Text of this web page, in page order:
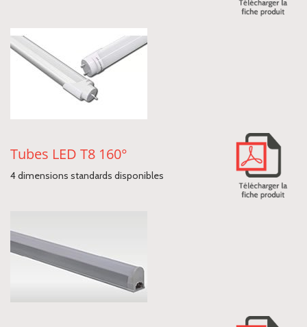
Tubes LED T8 160°
4 dimensions standards disponibles